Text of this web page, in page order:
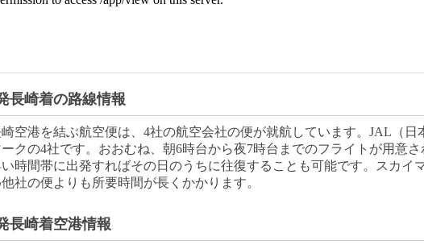
長崎着の路線情報
空港を結ぶ航空便は、4社の航空会社の便が就航しています。JAL（
クの4社です。おおむね、朝6時台から夜7時台までのフライトが用意
時間帯に出発すればその日のうちに往復することも可能です。スカイ
社の便よりも所要時間が長くかかります。
長崎着空港情報